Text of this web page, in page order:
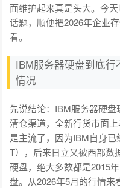
面维护起来真是头大。今
话题，顺便把2026年企业
看。
IBM服务器硬盘到底
情况
先说结论：IBM服务器硬
清仓渠道，全新行货市面
是主流了，因为IBM自身
T），后来日立又被西部数
硬盘，绝大多数都是2015
盘。从2026年5月的行情